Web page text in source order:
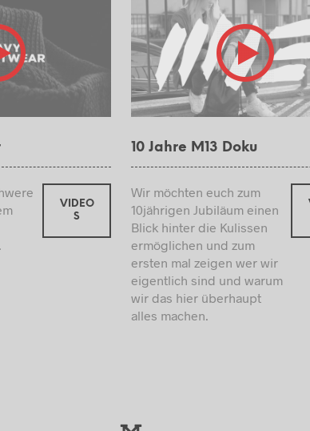
SHIRT
VIDEO
S
10 Jahre M13 Doku
Wir möchten euch zum
10jährigen Jubiläum einen
Blick hinter die Kulissen
ermöglichen und zum
ersten mal zeigen wer wir
eigentlich sind und warum
wir das hier überhaupt
alles machen.